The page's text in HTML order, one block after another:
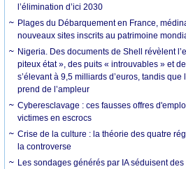
l’élimination d’ici 2030
Plages du Débarquement en France,
nouveaux sites inscrits au patrimoine
Nigeria. Des documents de Shell révèlent
piteux état », des puits « introuvables » et
s’élevant à 9,5 milliards d’euros, tandis
prend de l’ampleur
Cyberesclavage : ces fausses offres
victimes en escrocs
Crise de la culture : la théorie des quatre
la controverse
Les sondages générés par IA séduisent